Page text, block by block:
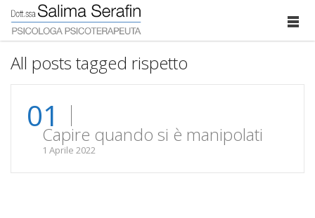
All posts tagged rispetto
01Capire quando si è manipolati
1 Aprile 2022